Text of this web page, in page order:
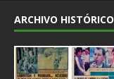
ARCHIVO HISTÓRICO